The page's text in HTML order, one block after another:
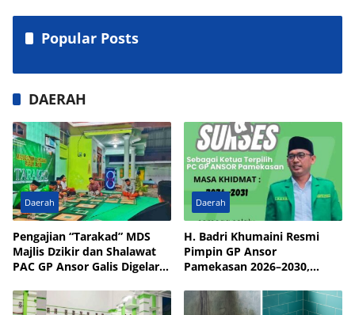
Popular Posts
DAERAH
Daerah
Pengajian “Tarakad” MDS
Majlis Dzikir dan Shalawat
PAC GP Ansor Galis Digelar
Bulay
Daerah
H. Badri Khumaini Resmi
Pimpin GP Ansor
Pamekasan 2026–2030,